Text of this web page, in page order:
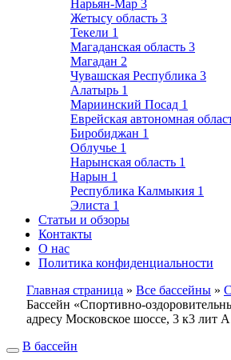
Нарьян-Мар 3
Жетысу область 3
Текели 1
Магаданская область 3
Магадан 2
Чувашская Республика 3
Алатырь 1
Мариинский Посад 1
Еврейская автономная
Биробиджан 1
Облучье 1
Нарынская область 1
Нарын 1
Республика Калмыкия 1
Элиста 1
Статьи и обзоры
Контакты
О нас
Политика конфиденциальности
Главная страница » Все бассейны »
Бассейн «Спортивно-
адресу Московское шоссе, 3 к3 лит А
В бассейн